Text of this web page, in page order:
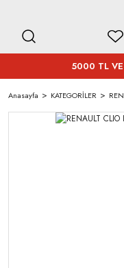
5000 TL VE
Anasayfa KATEGORİLER